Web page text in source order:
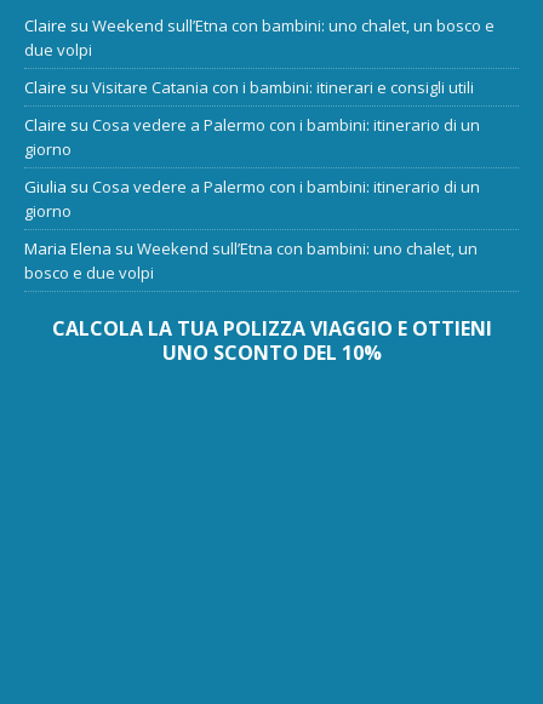
Claire su Weekend sull’Etna con bambini: uno chalet, un bosco e
due volpi
Claire su Visitare Catania con i bambini: itinerari e consigli utili
Claire su Cosa vedere a Palermo con i bambini: itinerario di un
giorno
Giulia su Cosa vedere a Palermo con i bambini: itinerario di un
giorno
Maria Elena su Weekend sull’Etna con bambini: uno chalet, un
bosco e due volpi
CALCOLA LA TUA POLIZZA VIAGGIO E OTTIENI
UNO SCONTO DEL 10%